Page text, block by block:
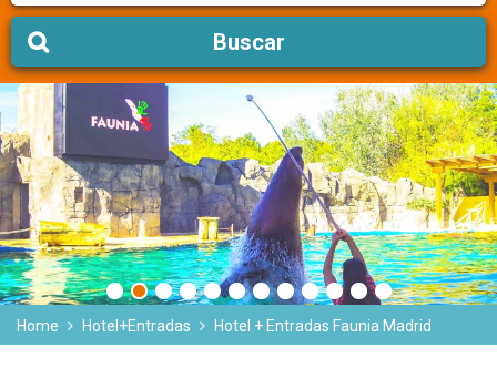
Buscar
Home Hotel+Entradas Hotel + Entradas Faunia Madrid